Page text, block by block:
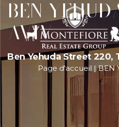
BEN
AVIV
Ben Yehuda Street 220,
Page d'accueil |BEN